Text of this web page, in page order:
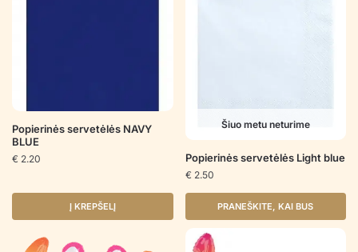
Popierinės servetėlės NAVY
BLUE
€ 2.20
Į KREPŠELĮ
Šiuo metu neturime
Popierinės servetėlės Light blue
€ 2.50
PRANEŠKITE, KAI BUS